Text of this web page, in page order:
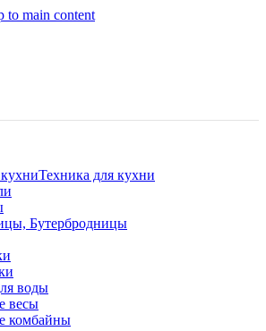
to main content
Техника для кухни
Бутербродницы
воды
весы
комбайны